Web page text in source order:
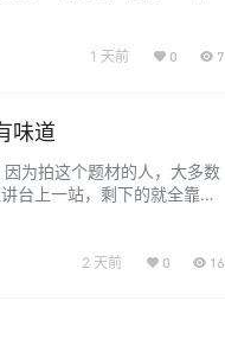
1 天前 0 7
味道
为拍这个题材的人，大多数
台上一站，剩下的就全靠服
2 天前 0 16